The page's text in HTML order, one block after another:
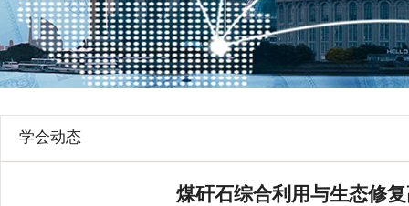
法律顾问
学会章程
地方动态 创新高技术
行
贸易与流
学会动态
煤矸石综合利用与生态修